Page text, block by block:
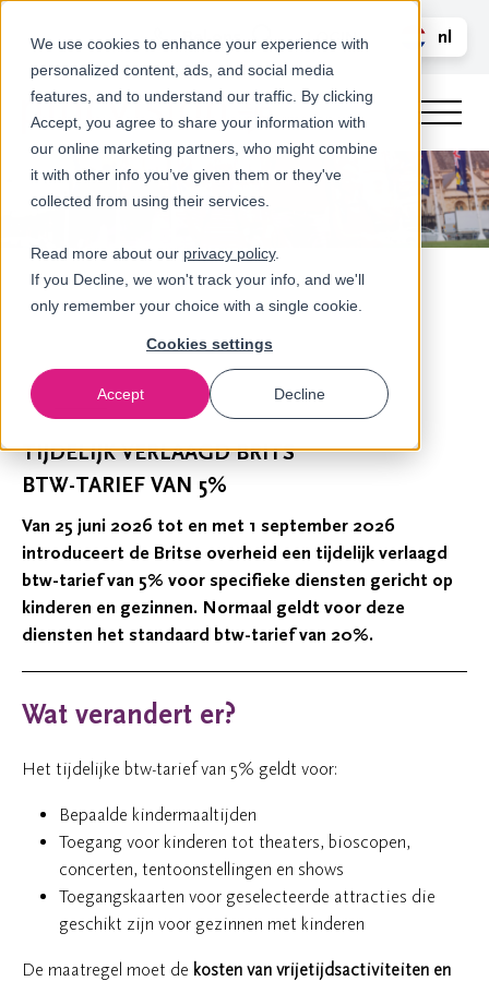
We use cookies to enhance your experience with
personalized content, ads, and social media
features, and to understand our traffic. By clicking
Accept, you agree to share your information with
our online marketing partners, who might combine
it with other info you’ve given them or they've
collected from using their services.
Read more about our privacy policy.
If you Decline, we won't track your info, and we'll
only remember your choice with a single cookie.
Cookies settings
Accept Decline
Bel ons LOGIN
nl
Nieuws
TIJDELIJK VERLAAGD BRITS
BTW-TARIEF VAN 5%
Van 25 juni 2026 tot en met 1 september 2026
introduceert de Britse overheid een tijdelijk verlaagd
btw-tarief van 5% voor specifieke diensten gericht op
kinderen en gezinnen. Normaal geldt voor deze
diensten het standaard btw-tarief van 20%.
Wat verandert er?
Het tijdelijke btw-tarief van 5% geldt voor:
Bepaalde kindermaaltijden
Toegang voor kinderen tot theaters, bioscopen,
concerten, tentoonstellingen en shows
Toegangskaarten voor geselecteerde attracties die
geschikt zijn voor gezinnen met kinderen
De maatregel moet de kosten van vrijetijdsactiviteiten en